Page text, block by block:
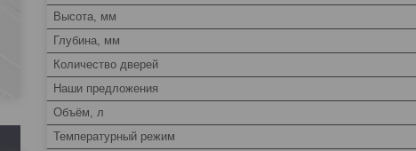
Высота, мм
Глубина, мм
Количество дверей
Наши предложения
Объём, л
Температурный режим